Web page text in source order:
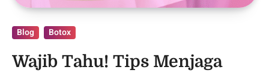
Blog Botox
Wajib Tahu! Tips Menjaga